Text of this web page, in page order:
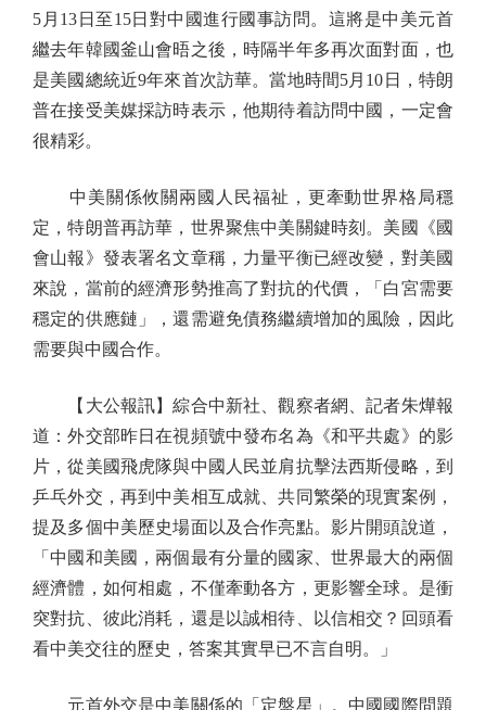
5月13日至15日對中國進行國事訪問。這將是中美元首
繼去年韓國釜山會晤之後，時隔半年多再次面對面，也
是美國總統近9年來首次訪華。當地時間5月10日，特朗
普在接受美媒採訪時表示，他期待着訪問中國，一定會
很精彩。
中美關係攸關兩國人民福祉，更牽動世界格局穩
定，特朗普再訪華，世界聚焦中美關鍵時刻。美國《國
會山報》發表署名文章稱，力量平衡已經改變，對美國
來說，當前的經濟形勢推高了對抗的代價，「白宮需要
穩定的供應鏈」，還需避免債務繼續增加的風險，因此
需要與中國合作。
【大公報訊】綜合中新社、觀察者網、記者朱燁報
道：外交部昨日在視頻號中發布名為《和平共處》的影
片，從美國飛虎隊與中國人民並肩抗擊法西斯侵略，到
乒乓外交，再到中美相互成就、共同繁榮的現實案例，
提及多個中美歷史場面以及合作亮點。影片開頭說道，
「中國和美國，兩個最有分量的國家、世界最大的兩個
經濟體，如何相處，不僅牽動各方，更影響全球。是衝
突對抗、彼此消耗，還是以誠相待、以信相交？回頭看
看中美交往的歷史，答案其實早已不言自明。」
元首外交是中美關係的「定盤星」。中國國際問題